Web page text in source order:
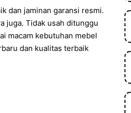
dan jaminan garansi resmi.
juga. Tidak usah ditunggu
macam kebutuhan mebel
dan kualitas terbaik